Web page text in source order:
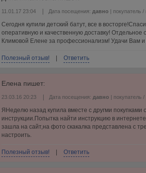
11.01.17 23:04 Дата посещения: давно | покупатель /
Сегодня купили детский батут, все в
оперативную и качественную доставку! Отдельное
Климовой Елене за профессионализм! Удачи Вам и
Полезный отзыв! Ответить
Елена пишет:
23.03.16 20:23 Дата посещения: давно | покупатель /
ЯНеделю назад купила вместе с другми покупками
инструкции.Попытка найти инструкцию в
зашла на сайт,на фото скакалка представлена с
настроить.
Полезный отзыв! Ответить